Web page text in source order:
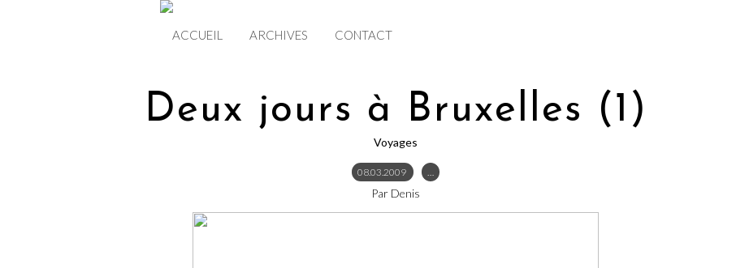
ACCUEIL ARCHIVES CONTACT
Deux jours à Bruxelles (1)
Voyages
08.03.2009 …
Par Denis